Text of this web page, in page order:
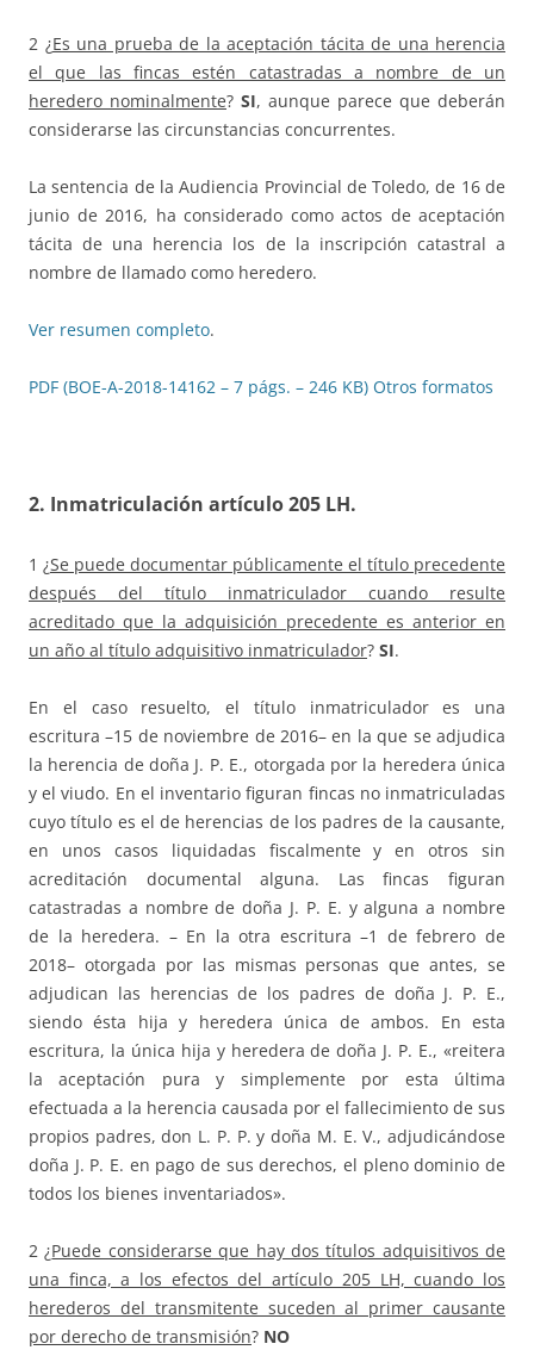
2 ¿Es una prueba de la aceptación tácita de una herencia
el que las fincas estén catastradas a nombre de un
heredero nominalmente? SI, aunque parece que deberán
considerarse las circunstancias concurrentes.
La sentencia de la Audiencia Provincial de Toledo, de 16 de
junio de 2016, ha considerado como actos de aceptación
tácita de una herencia los de la inscripción catastral a
nombre de llamado como heredero.
Ver resumen completo.
PDF (BOE-A-2018-14162 – 7 págs. – 246 KB) Otros formatos
2. Inmatriculación artículo 205 LH.
1 ¿Se puede documentar públicamente el título precedente
después del título inmatriculador cuando resulte
acreditado que la adquisición precedente es anterior en
un año al título adquisitivo inmatriculador? SI.
En el caso resuelto, el título inmatriculador es una
escritura –15 de noviembre de 2016– en la que se adjudica
la herencia de doña J. P. E., otorgada por la heredera única
y el viudo. En el inventario figuran fincas no inmatriculadas
cuyo título es el de herencias de los padres de la causante,
en unos casos liquidadas fiscalmente y en otros sin
acreditación documental alguna. Las fincas figuran
catastradas a nombre de doña J. P. E. y alguna a nombre
de la heredera. – En la otra escritura –1 de febrero de
2018– otorgada por las mismas personas que antes, se
adjudican las herencias de los padres de doña J. P. E.,
siendo ésta hija y heredera única de ambos. En esta
escritura, la única hija y heredera de doña J. P. E., «reitera
la aceptación pura y simplemente por esta última
efectuada a la herencia causada por el fallecimiento de sus
propios padres, don L. P. P. y doña M. E. V., adjudicándose
doña J. P. E. en pago de sus derechos, el pleno dominio de
todos los bienes inventariados».
2 ¿Puede considerarse que hay dos títulos adquisitivos de
una finca, a los efectos del artículo 205 LH, cuando los
herederos del transmitente suceden al primer causante
por derecho de transmisión? NO